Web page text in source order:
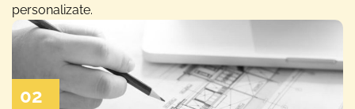
personalizate.
02